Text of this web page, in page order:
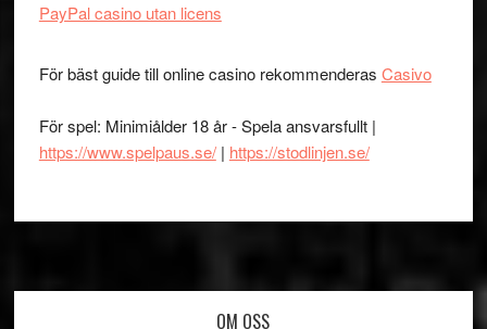
PayPal casino utan licens
För bäst guide till online casino rekommenderas Casivo
För spel: Minimiålder 18 år - Spela ansvarsfullt |
https://www.spelpaus.se/| https://stodlinjen.se/
OM OSS